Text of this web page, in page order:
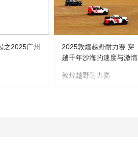
之2025广州
2025敦煌越野耐力赛 穿
越千年沙海的速度与激情
敦煌越野耐力赛